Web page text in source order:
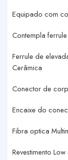
Equipado com
Contempla
Ferrule de
Cerâmica
Conector de
Encaixe do
Fibra optica
Revestimento